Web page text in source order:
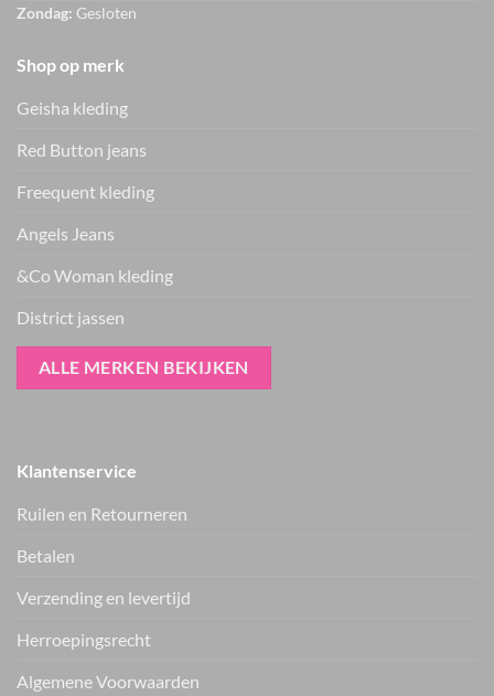
Zondag: Gesloten
Shop op merk
Geisha kleding
Red Button jeans
Freequent kleding
Angels Jeans
&Co Woman kleding
District jassen
ALLE MERKEN BEKIJKEN
Klantenservice
Ruilen en Retourneren
Betalen
Verzending en levertijd
Herroepingsrecht
Algemene Voorwaarden